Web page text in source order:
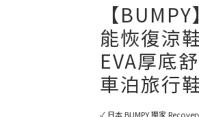
【
能恢復涼
EVA厚底
車泊旅行
✓ 日本 BUMPY 獨家